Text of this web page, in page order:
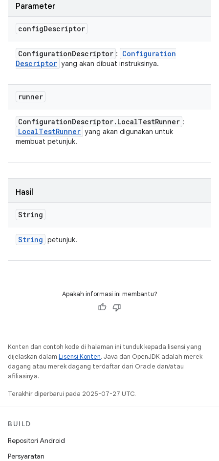
Parameter
configDescriptor
ConfigurationDescriptor :
Configuration
Descriptor yang akan dibuat instruksinya.
runner
ConfigurationDescriptor. LocalTestRunner :
LocalTestRunner yang akan digunakan untuk
membuat petunjuk.
Hasil
String
String petunjuk.
Apakah informasi ini membantu?
Konten dan contoh kode di halaman ini tunduk kepada lisensi yang
dijelaskan dalam Lisensi Konten. Java dan OpenJDK adalah merek
dagang atau merek dagang terdaftar dari Oracle dan/atau
afiliasinya.
Terakhir diperbarui pada 2025-07-27 UTC.
BUILD
Repositori Android
Persyaratan